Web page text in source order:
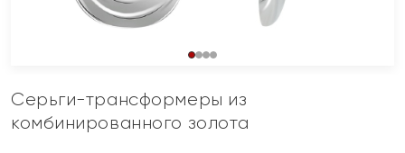
Серьги-трансформеры из
комбинированного золота